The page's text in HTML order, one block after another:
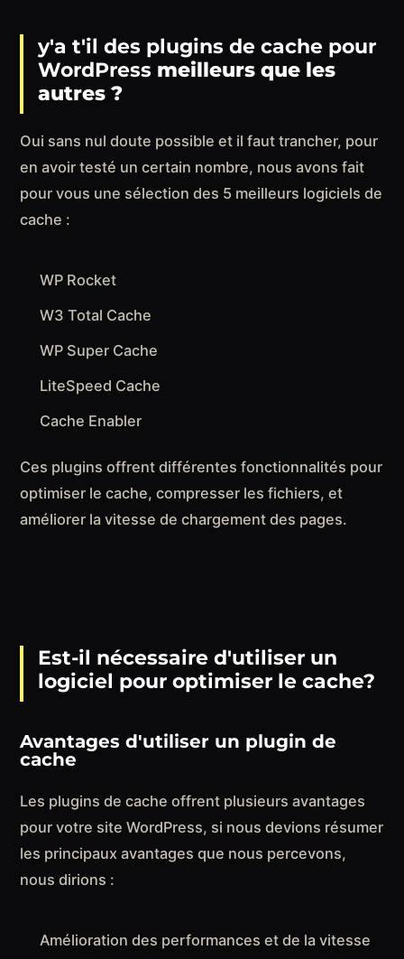
y'a t'il des plugins de cache pour
WordPress meilleurs que les
autres ?
Oui sans nul doute possible et il faut trancher, pour
en avoir testé un certain nombre, nous avons fait
pour vous une sélection des 5 meilleurs logiciels de
cache :
WP Rocket
W3 Total Cache
WP Super Cache
LiteSpeed Cache
Cache Enabler
Ces plugins offrent différentes fonctionnalités pour
optimiser le cache, compresser les fichiers, et
améliorer la vitesse de chargement des pages.
Est-il nécessaire d'utiliser un
logiciel pour optimiser le cache?
Avantages d'utiliser un plugin de
cache
Les plugins de cache offrent plusieurs avantages
pour votre site WordPress, si nous devions résumer
les principaux avantages que nous percevons,
nous dirions :
Amélioration des performances et de la vitesse